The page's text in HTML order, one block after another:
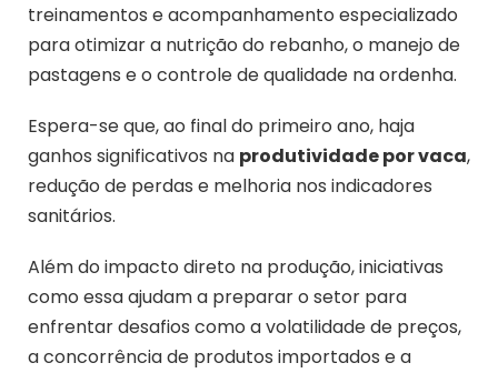
treinamentos e acompanhamento especializado
para otimizar a nutrição do rebanho, o manejo de
pastagens e o controle de qualidade na ordenha.
Espera-se que, ao final do primeiro ano, haja
ganhos significativos na produtividade por vaca,
redução de perdas e melhoria nos indicadores
sanitários.
Além do impacto direto na produção, iniciativas
como essa ajudam a preparar o setor para
enfrentar desafios como a volatilidade de preços,
a concorrência de produtos importados e a